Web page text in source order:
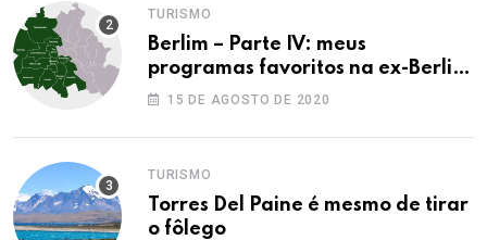
TURISMO
Berlim – Parte IV: meus
programas favoritos na ex-Berlim
Ocidental
15 DE AGOSTO DE 2020
TURISMO
Torres Del Paine é mesmo de tirar
o fôlego